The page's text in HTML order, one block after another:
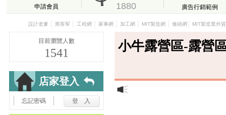
申請會員 1880 廣告行銷範例
設計老爹 窩客幫 工程網 家事網 加工網 MIT製造網 修繕網 MIT製造業外
目前瀏覽人數
1541
店家登入
忘記密碼
小牛露營區-露營